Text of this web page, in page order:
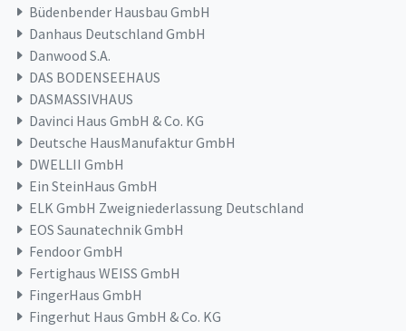
Büdenbender Hausbau GmbH
Danhaus Deutschland GmbH
Danwood S.A.
DAS BODENSEEHAUS
DASMASSIVHAUS
Davinci Haus GmbH & Co. KG
Deutsche HausManufaktur GmbH
DWELLII GmbH
Ein SteinHaus GmbH
ELK GmbH Zweigniederlassung Deutschland
EOS Saunatechnik GmbH
Fendoor GmbH
Fertighaus WEISS GmbH
FingerHaus GmbH
Fingerhut Haus GmbH & Co. KG